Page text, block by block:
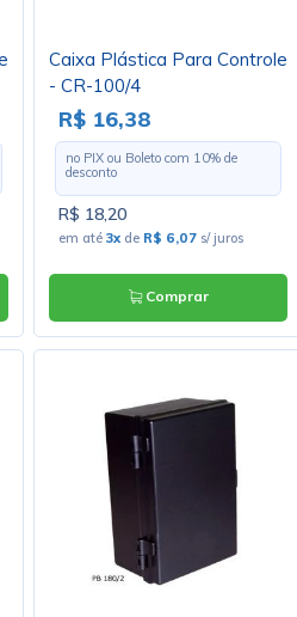
Caixa Plástica Para Controle
- CR-100/4
R$ 16,38
no PIX ou Boleto com 10% de
desconto
R$ 18,20
em até 3x de R$ 6,07 s/ juros
Comprar